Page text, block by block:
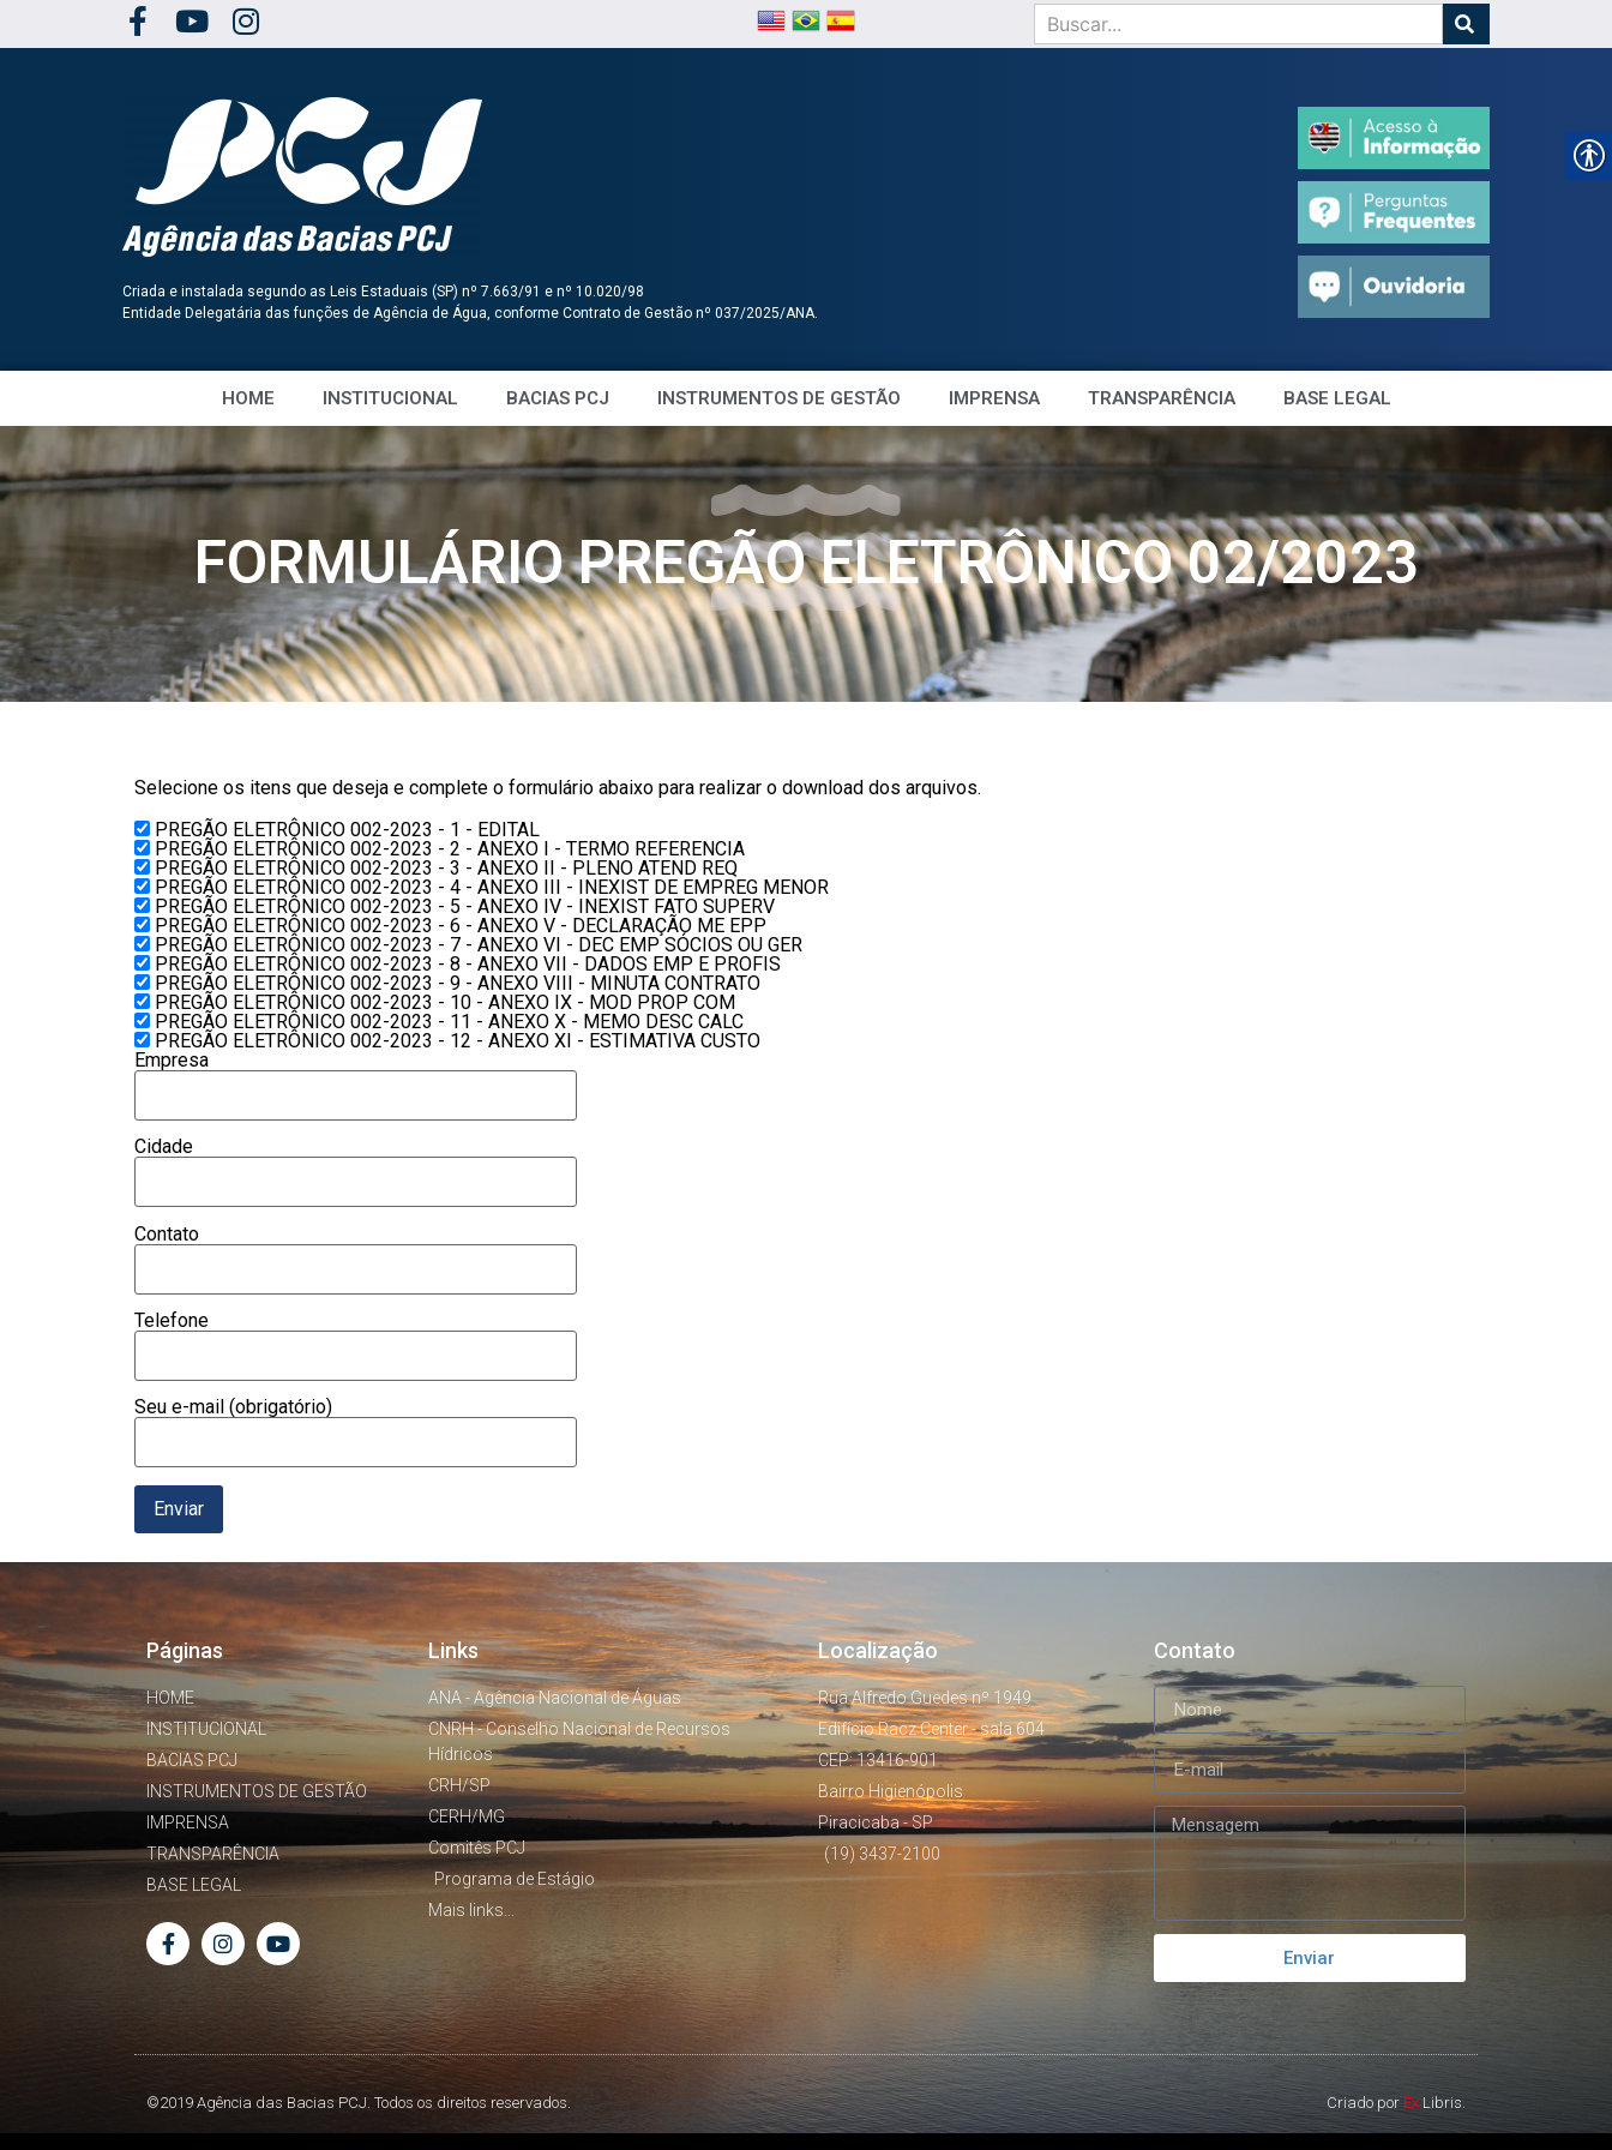
Criada e instalada segundo as Leis Estaduais (SP) nº 7.663/91 e nº 10.020/98
Entidade Delegatária das funções de Agência de Água, conforme Contrato de Gestão nº 037/2025/ANA.
HOME INSTITUCIONAL BACIAS PCJ INSTRUMENTOS DE GESTÃO IMPRENSA TRANSPARÊNCIA BASE LEGAL
FORMULÁRIO PREGÃO ELETRÔNICO 02/2023
Selecione os itens que deseja e complete o formulário abaixo para realizar o download dos arquivos.
PREGÃO ELETRÔNICO 002-2023 - 1 - EDITAL
PREGÃO ELETRÔNICO 002-2023 - 2 - ANEXO I - TERMO REFERENCIA
PREGÃO ELETRÔNICO 002-2023 - 3 - ANEXO II - PLENO ATEND REQ
PREGÃO ELETRÔNICO 002-2023 - 4 - ANEXO III - INEXIST DE EMPREG MENOR
PREGÃO ELETRÔNICO 002-2023 - 5 - ANEXO IV - INEXIST FATO SUPERV
PREGÃO ELETRÔNICO 002-2023 - 6 - ANEXO V - DECLARAÇÃO ME EPP
PREGÃO ELETRÔNICO 002-2023 - 7 - ANEXO VI - DEC EMP SÓCIOS OU GER
PREGÃO ELETRÔNICO 002-2023 - 8 - ANEXO VII - DADOS EMP E PROFIS
PREGÃO ELETRÔNICO 002-2023 - 9 - ANEXO VIII - MINUTA CONTRATO
PREGÃO ELETRÔNICO 002-2023 - 10 - ANEXO IX - MOD PROP COM
PREGÃO ELETRÔNICO 002-2023 - 11 - ANEXO X - MEMO DESC CALC
PREGÃO ELETRÔNICO 002-2023 - 12 - ANEXO XI - ESTIMATIVA CUSTO
Empresa
Cidade
Contato
Telefone
Seu e-mail (obrigatório)
Páginas
HOME
INSTITUCIONAL
BACIAS PCJ
INSTRUMENTOS DE GESTÃO
IMPRENSA
TRANSPARÊNCIA
BASE LEGAL
Links
ANA - Agência Nacional de Águas
CNRH - Conselho Nacional de Recursos
Hídricos
CRH/SP
CERH/MG
Comitês PCJ
Programa de Estágio
Mais links...
Localização
Rua Alfredo Guedes nº 1949
Edifício Racz Center - sala 604
CEP: 13416-901
Bairro Higienópolis
Piracicaba - SP
(19) 3437-2100
Contato
Enviar
©2019 Agência das Bacias PCJ. Todos os direitos reservados. Criado por Ex Libris.